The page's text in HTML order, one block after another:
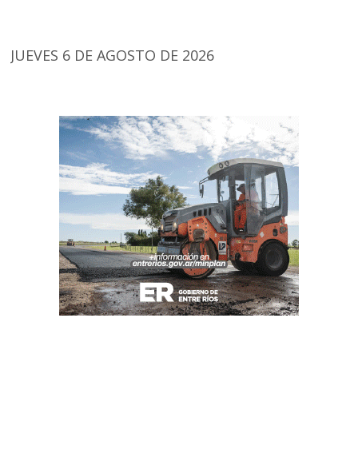
JUEVES 6 DE AGOSTO DE 2026